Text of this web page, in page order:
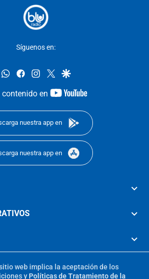
Síguenos en:
whatsappfacebookinstagram
twittergoogle
contenido en
youtube-
nuestra app en
nuestra app en
web implica la aceptación de los
y Políticas de Tratamiento de la